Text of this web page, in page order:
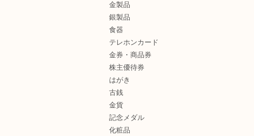
金製品
銀製品
食器
テレホンカード
金券・商品券
株主優待券
はがき
古銭
金貨
記念メダル
化粧品